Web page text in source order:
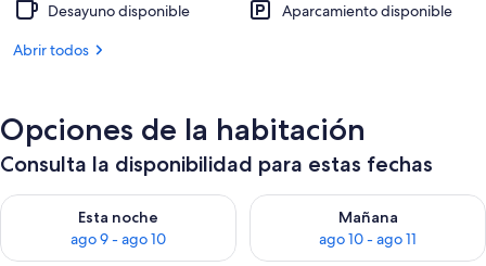
Desayuno disponible
Aparcamiento disponible
Abrir todos
Opciones de la habitación
Consulta la disponibilidad para estas fechas
Esta noche
ago 9 - ago 10
Consulta la disponibilidad para esta noche, ago 9 - ago 10
Mañana
ago 10 - ago 11
Consulta la disponibilidad